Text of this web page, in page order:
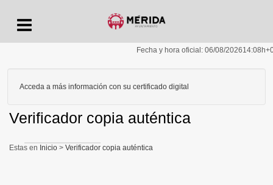
Fecha y hora oficial: 06/08/202614:08h
Acceda a más información con su certificado digital
Inicio > Verificador copia auténtica
Verificador copia auténtica